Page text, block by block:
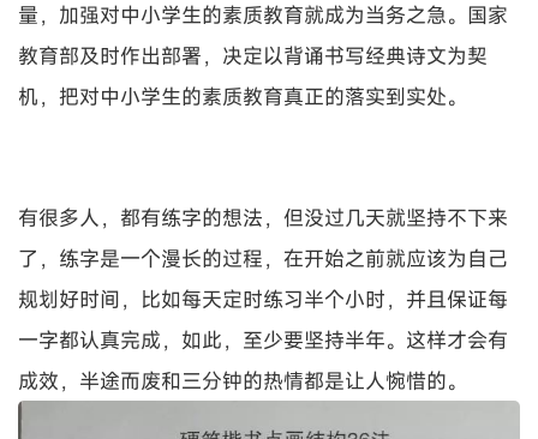
量，加强对中小学生的素质教育就成为当务之急。国家
教育部及时作出部署，决定以背诵书写经典诗文为契
机，把对中小学生的素质教育真正的落实到实处。
有很多人，都有练字的想法，但没过几天就坚持不下来
了，练字是一个漫长的过程，在开始之前就应该为自己
规划好时间，比如每天定时练习半个小时，并且保证每
一字都认真完成，如此，至少要坚持半年。这样才会有
成效，半途而废和三分钟的热情都是让人惋惜的。